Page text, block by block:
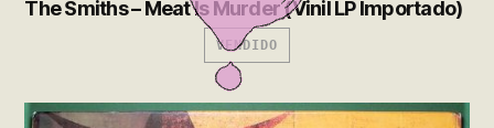
The Smiths – Meat Is Murder (Vinil LP Importado)
VENDIDO